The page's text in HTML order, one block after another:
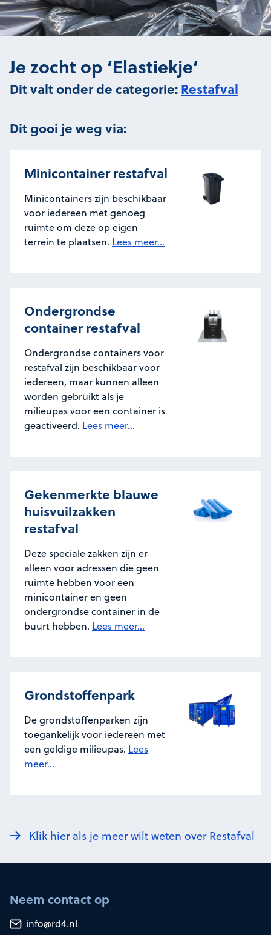
Je zocht op ‘Elastiekje’
Dit valt onder de categorie:Restafval
Dit gooi je weg via:
Minicontainer restafval
Minicontainers zijn beschikbaar
voor iedereen met genoeg
ruimte om deze op eigen
terrein te plaatsen. Lees meer...
Ondergrondse
container restafval
Ondergrondse containers voor
restafval zijn beschikbaar voor
iedereen, maar kunnen alleen
worden gebruikt als je
milieupas voor een container is
geactiveerd. Lees meer...
Gekenmerkte blauwe
huisvuilzakken
restafval
Deze speciale zakken zijn er
alleen voor adressen die geen
ruimte hebben voor een
minicontainer en geen
ondergrondse container in de
buurt hebben. Lees meer...
Grondstoffenpark
De grondstoffenparken zijn
toegankelijk voor iedereen met
een geldige milieupas. Lees
meer...
Klik hier als je meer wilt weten over Restafval
Neem contact op
info@rd4.nl